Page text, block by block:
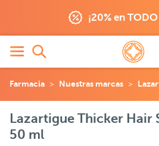
¡20% en
Farmacia Nuestras marcas
Lazartigue Thicker Hair
50 ml